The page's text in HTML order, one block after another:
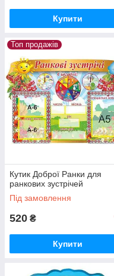
Купити
Топ продажів
Кутик Доброї Ранки для
ранкових зустрічей
Під замовлення
520 ₴
Купити